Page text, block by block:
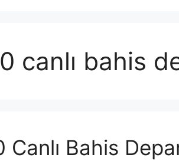
canlı bahis
Canlı Bahis